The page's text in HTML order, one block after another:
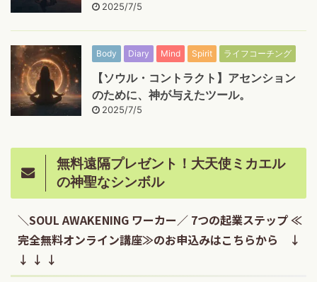
2025/7/5
Body Diary Mind Spirit ライフコーチング
【ソウル・コントラクト】アセンション
のために、神が与えたツール。
2025/7/5
無料遠隔プレゼント！大天使ミカエル
の神聖なシンボル
＼SOUL AWAKENING ワーカー／ 7つの起業ステップ ≪
完全無料オンライン講座≫のお申込みはこちらから ↓
↓ ↓ ↓